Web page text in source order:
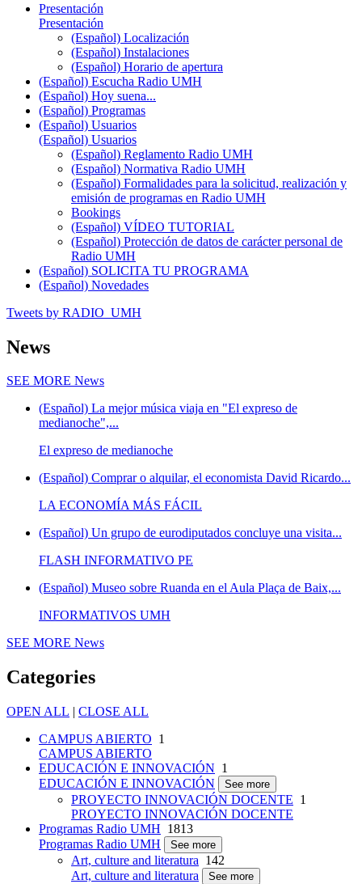
Presentación
Presentación
(Español) Localización
(Español) Instalaciones
(Español) Horario de apertura
(Español) Escucha Radio UMH
(Español) Hoy suena...
(Español) Programas
(Español) Usuarios
(Español) Usuarios
(Español) Reglamento Radio UMH
(Español) Normativa Radio UMH
(Español) Formalidades para la solicitud, realización y
emisión de programas en Radio UMH
Bookings
(Español) VÍDEO TUTORIAL
(Español) Protección de datos de carácter personal de
Radio UMH
(Español) SOLICITA TU PROGRAMA
(Español) Novedades
Tweets by RADIO_UMH
News
SEE MORE News
(Español) La mejor música viaja en "El expreso de
medianoche",...
El expreso de medianoche
(Español) Comprar o alquilar, el economista David Ricardo...
LA ECONOMÍA MÁS FÁCIL
(Español) Un grupo de eurodiputados concluye una visita...
FLASH INFORMATIVO PE
(Español) Museo sobre Ruanda en el Aula Plaça de Baix,...
INFORMATIVOS UMH
SEE MORE News
Categories
OPEN ALL | CLOSE ALL
CAMPUS ABIERTO 1
CAMPUS ABIERTO
EDUCACIÓN E INNOVACIÓN 1
EDUCACIÓN E INNOVACIÓN
See more
PROYECTO INNOVACIÓN DOCENTE 1
PROYECTO INNOVACIÓN DOCENTE
Programas Radio UMH 1813
Programas Radio UMH
See more
Art, culture and literatura 142
Art, culture and literatura
See more